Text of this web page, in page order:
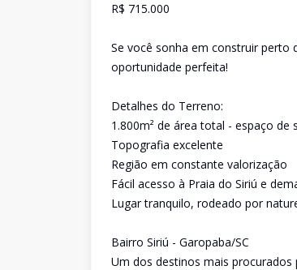
R$ 715.000
Se você sonha em construir perto
oportunidade perfeita!
Detalhes do Terreno:
1.800m² de área total - espaço
Topografia excelente
Região em constante valorização
Fácil acesso à Praia do Siriú e
Lugar tranquilo, rodeado por
Bairro Siriú - Garopaba/SC
Um dos destinos mais